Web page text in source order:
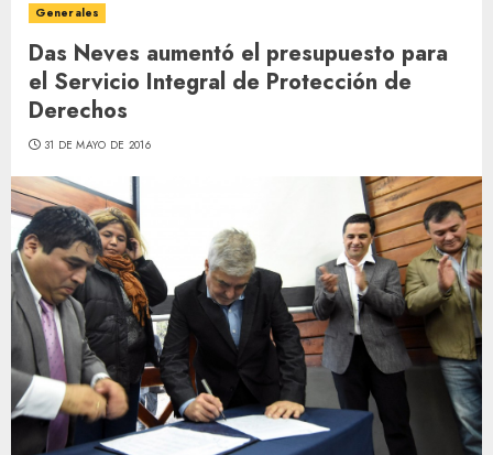
Generales
Das Neves aumentó el presupuesto para
el Servicio Integral de Protección de
Derechos
31 DE MAYO DE 2016